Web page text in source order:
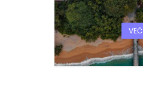
VEČ